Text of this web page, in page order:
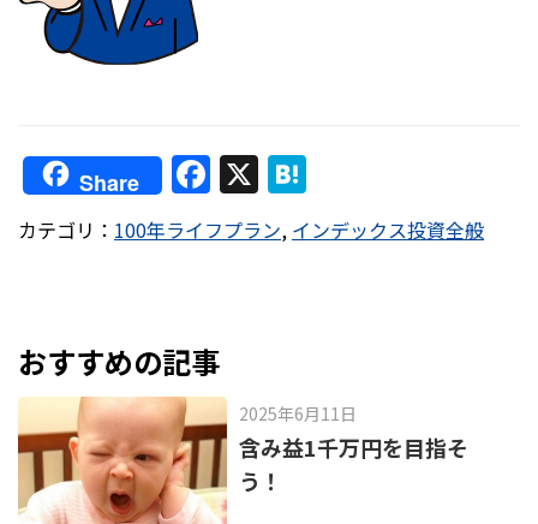
Share F
a
c
o
o
k
X
at
e
カテゴリ： 100年ライフプラン, インデックス投資全般
おすすめの記事
2025年6月11日
含み益1千万円を目指そ
う！